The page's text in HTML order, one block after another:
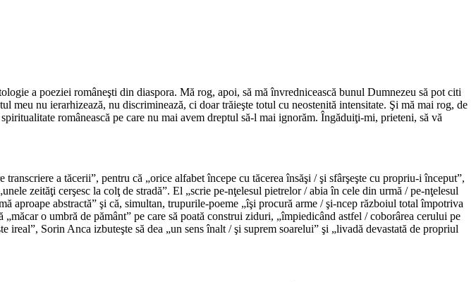
a poeziei româneşti din diaspora. Mă rog, apoi, să mă învrednicească bunul Dumnezeu să pot citi
nu ierarhizează, nu discriminează, ci doar trăieşte totul cu neostenită intensitate. Şi mă mai rog, de
românească pe care nu mai avem dreptul să-l mai ignorăm. Îngăduiţi-mi, prieteni, să vă
transcriere a tăcerii”, pentru că „orice alfabet începe cu tăcerea însăşi / şi sfârşeşte cu propriu-i început”,
zeităţi cerşesc la colţ de stradă”. El „scrie pe-nţelesul pietrelor / abia în cele din urmă / pe-nţelesul
aproape abstractă” şi că, simultan, trupurile-poeme „îşi procură arme / şi-ncep războiul total împotriva
o umbră de pământ” pe care să poată construi ziduri, „împiedicând astfel / coborârea cerului pe
Sorin Anca izbuteşte să dea „un sens înalt / şi suprem soarelui” şi „livadă devastată de propriul